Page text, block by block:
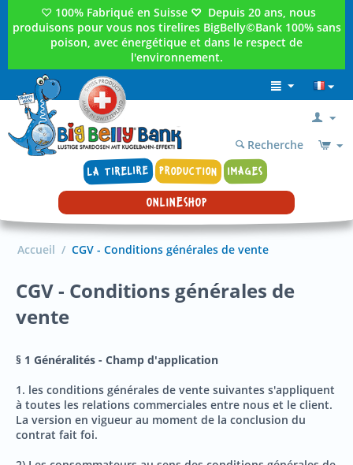
♡ 100% Fabriqué en Suisse ♡ Depuis 20 ans, nous
produisons pour vous nos tirelires BigBelly©Bank 100% sans
poison, avec énergétique et dans le respect de
l'environnement.
LA TIRELIRE PRODUCTION IMAGES
Recherche
ONLINESHOP
Accueil / CGV - Conditions générales de vente
CGV - Conditions générales de
vente
§ 1 Généralités - Champ d'application
1. les conditions générales de vente suivantes s'appliquent
à toutes les relations commerciales entre nous et le client.
La version en vigueur au moment de la conclusion du
contrat fait foi.